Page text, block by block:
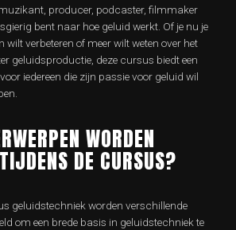
producer, podcaster, filmmaker
bent naar hoe geluid werkt. Of je nu je
verbeteren of meer wilt weten over het
geluidsproductie, deze cursus biedt een
iedereen die zijn passie voor geluid wil
WORDEN
DE CURSUS?
geluidstechniek worden verschillende
om een brede basis in geluidstechniek te